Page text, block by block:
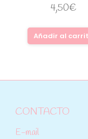
4,50€
Añadir al
CONTACTO
E-mail